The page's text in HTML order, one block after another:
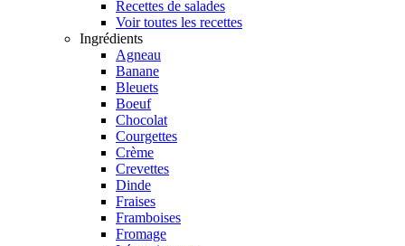
Recettes de salades
Voir toutes les recettes
Ingrédients
Agneau
Banane
Bleuets
Boeuf
Chocolat
Courgettes
Crème
Crevettes
Dinde
Fraises
Framboises
Fromage